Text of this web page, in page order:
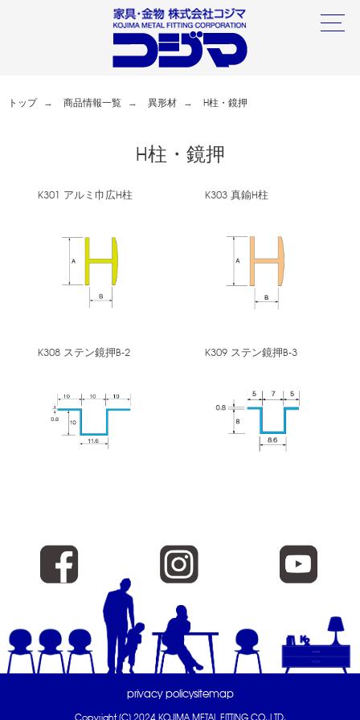
トップ 商品情報一覧 異形材 H柱・鏡押
H柱・鏡押
K301 アルミ巾広H柱 K303 真鍮H柱
K308 ステン鏡押B-2 K309 ステン鏡押B-3
privacy policysitemap